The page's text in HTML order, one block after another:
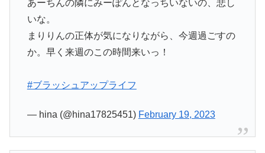
あーちんの隣にみーぽんとなっちいないの、悲し
いな。
まりりんの正体が気になりながら、今週過ごすの
か。早く来週のこの時間来いっ！
#ブラッシュアップライフ
— hina (@hina17825451) February 19, 2023